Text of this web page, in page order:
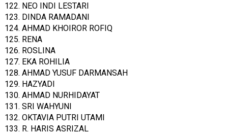
122. NEO INDI LESTARI
123. DINDA RAMADANI
124. AHMAD KHOIROR ROFIQ
125. RENA
126. ROSLINA
127. EKA ROHILIA
128. AHMAD YUSUF DARMANSAH
129. HAZYADI
130. AHMAD NURHIDAYAT
131. SRI WAHYUNI
132. OKTAVIA PUTRI UTAMI
133. R. HARIS ASRIZAL